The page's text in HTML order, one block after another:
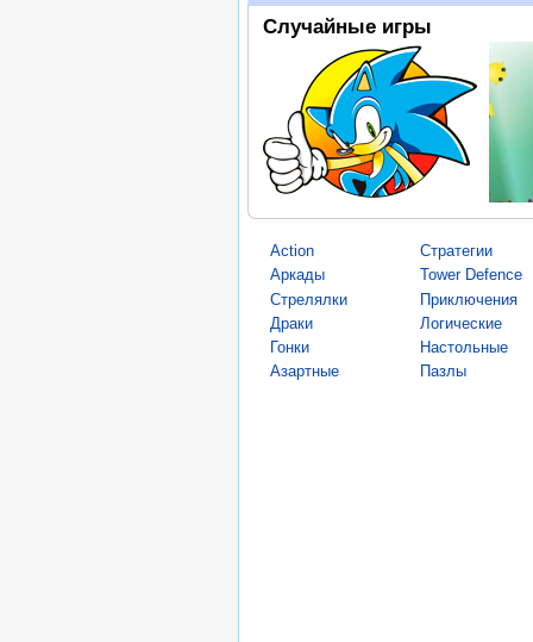
Случайные игры
Action
Аркады
Стрелялки
Драки
Гонки
Азартные
Стратегии
Tower Defence
Приключения
Логические
Настольные
Пазлы